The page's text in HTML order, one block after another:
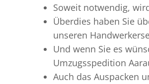
Soweit notwendig,
Überdies haben Sie
unseren
Und wenn Sie es
Umzugsspedition
Auch das Auspacken